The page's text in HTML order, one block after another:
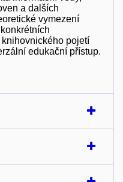
a dalších
vymezení
pojetí
edukační přístup.